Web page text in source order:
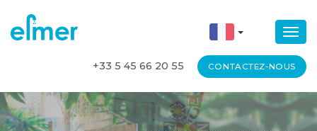
+33 5 45 66 20 55 CONTACTEZ-NOUS